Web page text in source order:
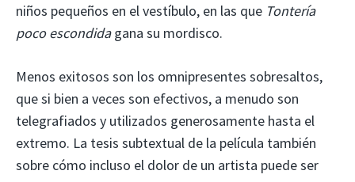
niños pequeños en el vestíbulo, en las que Tontería
poco escondidagana su mordisco.
Menos exitosos son los omnipresentes sobresaltos,
que si bien a veces son efectivos, a menudo son
telegrafiados y utilizados generosamente hasta el
extremo. La tesis subtextual de la película también
sobre cómo incluso el dolor de un artista puede ser